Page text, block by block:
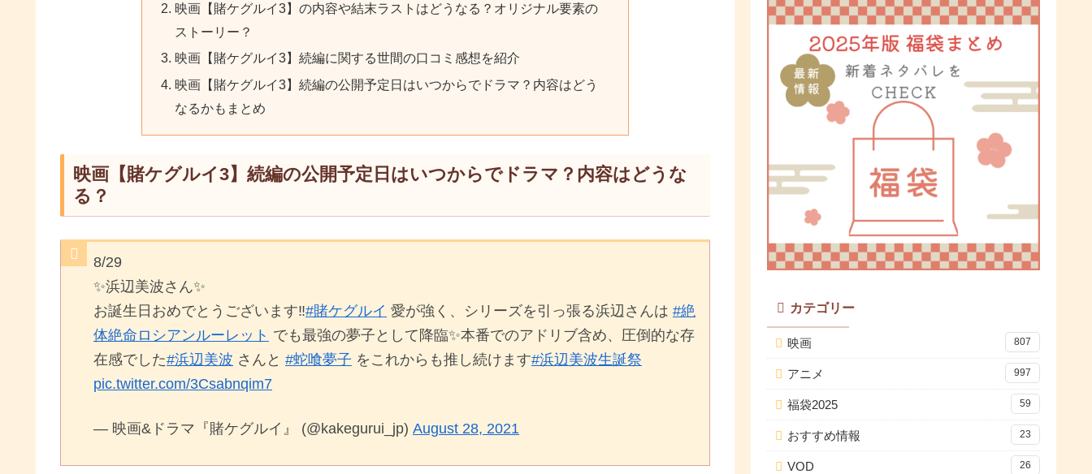
映画【賭ケグルイ3】の内容や結末ラストはどうなる？オリジナル要素の
ストーリー？
映画【賭ケグルイ3】続編に関する世間の口コミ感想を紹介
映画【賭ケグルイ3】続編の公開予定日はいつからでドラマ？内容はどう
なるかもまとめ
映画【賭ケグルイ3】続編の公開予定日はいつからでドラマ？内容はどうな
る？
8/29
✨浜辺美波さん✨
お誕生日おめでとうございます‼️#賭ケグルイ 愛が強く、シリーズを引っ張る浜辺さんは #絶
体絶命ロシアンルーレット でも最強の夢子として降臨✨本番でのアドリブ含め、圧倒的な存
在感でした#浜辺美波 さんと #蛇喰夢子 をこれからも推し続けます#浜辺美波生誕祭
pic.twitter.com/3Csabnqim7
— 映画&ドラマ『賭ケグルイ』 (@kakegurui_jp) August 28, 2021
カテゴリー
映画 807
アニメ 997
福袋2025 59
おすすめ情報 23
VOD 26